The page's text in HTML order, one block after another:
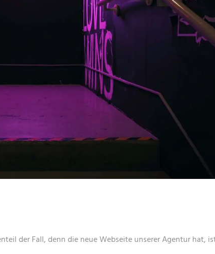
der Fall, denn die neue Webseite unserer Agentur hat,